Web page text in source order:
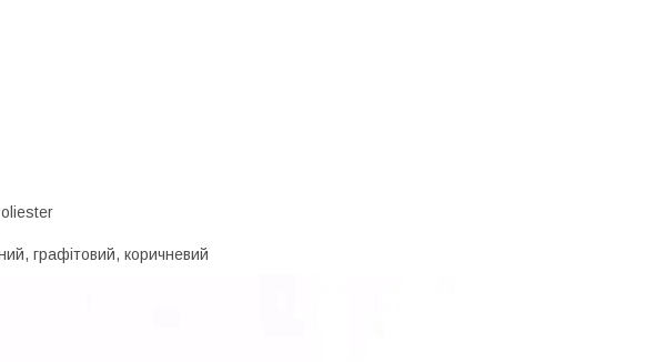
графітовий, коричневий